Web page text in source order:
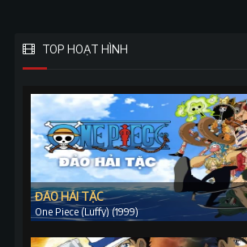
TOP HOẠT HÌNH
ĐẢO HẢI TẶC
One Piece (Luffy) (1999)